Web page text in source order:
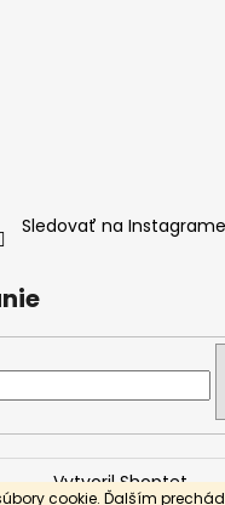
cookie. Ďalším
Sledovať na Instagrame
Vytvoril Shoptet